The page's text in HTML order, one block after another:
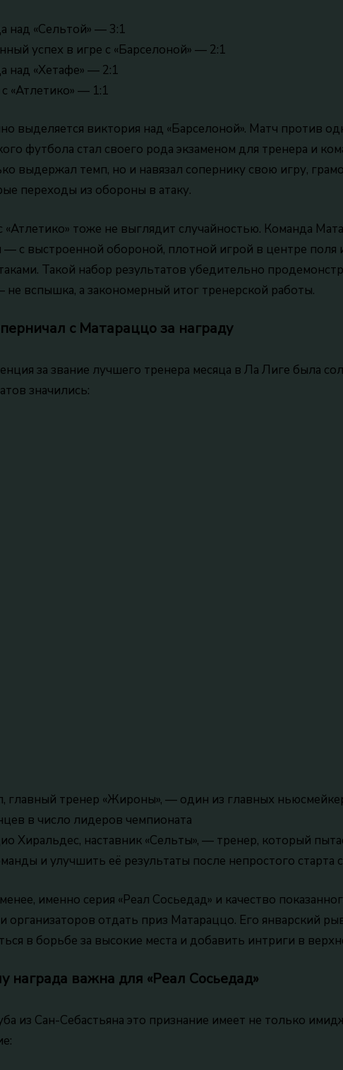
над «Сельтой» — 3:1
успех в игре с «Барселоной» — 2:1
над «Хетафе» — 2:1
«Атлетико» — 1:1
выделяется виктория над «Барселоной». Матч против
футбола стал своего рода экзаменом для тренера и
выдержал темп, но и навязал сопернику свою игру,
переходы из обороны в атаку.
«Атлетико» тоже не выглядит случайностью. Команда
с выстроенной обороной, плотной игрой в центре поля
Такой набор результатов убедительно
не вспышка, а закономерный итог тренерской работы.
с Матараццо за награду
за звание лучшего тренера месяца в Ла Лиге была
значились:
главный тренер «Жироны», — один из главных
в число лидеров чемпионата
Хиральдес, наставник «Сельты», — тренер, который
и улучшить её результаты после непростого старта
именно серия «Реал Сосьедад» и качество
организаторов отдать приз Матараццо. Его январский
в борьбе за высокие места и добавить интриги в
награда важна для «Реал Сосьедад»
из Сан-Себастьяна это признание имеет не только